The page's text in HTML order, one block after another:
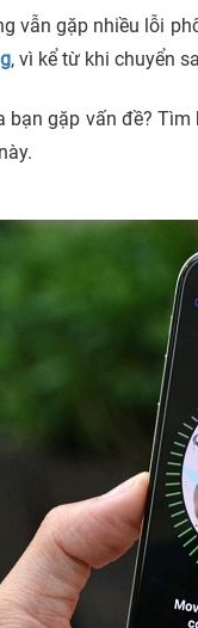
vẫn gặp nhiều lỗi
, vì kể từ khi chuyển
bạn gặp vấn đề?